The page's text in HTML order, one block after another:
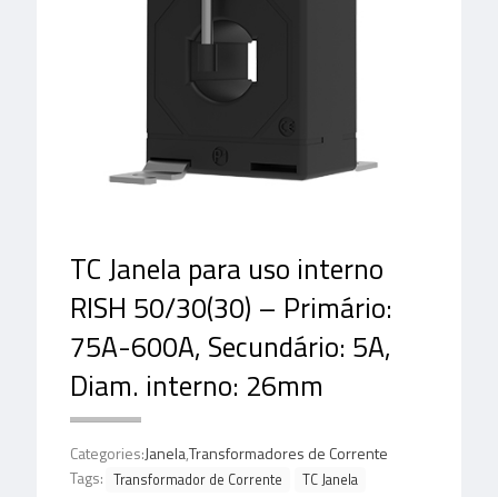
TC Janela para uso interno
RISH 50/30(30) – Primário:
75A-600A, Secundário: 5A,
Diam. interno: 26mm
Categories:Janela,Transformadores de Corrente
Tags: Transformador de Corrente TC Janela